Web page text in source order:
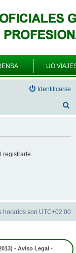
UO
Identificarse
registrarte.
horarios son UTC+02:00
- Aviso Legal -